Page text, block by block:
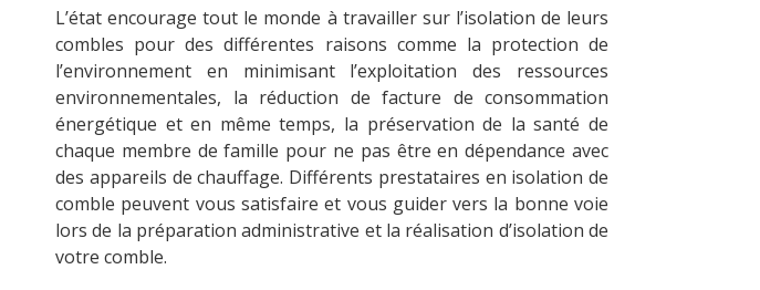
L’état encourage tout le monde à travailler sur l’isolation de leurs
combles pour des différentes raisons comme la protection de
l’environnement en minimisant l’exploitation des ressources
environnementales, la réduction de facture de consommation
énergétique et en même temps, la préservation de la santé de
chaque membre de famille pour ne pas être en dépendance avec
des appareils de chauffage. Différents prestataires en isolation de
comble peuvent vous satisfaire et vous guider vers la bonne voie
lors de la préparation administrative et la réalisation d’isolation de
votre comble.